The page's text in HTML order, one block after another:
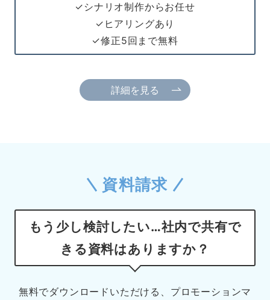
✓シナリオ制作からお任せ
✓ヒアリングあり
✓修正5回まで無料
詳細を見る
資料請求
もう少し検討したい…社内で共有で
きる資料はありますか？
無料でダウンロードいただける、プロモーションマ